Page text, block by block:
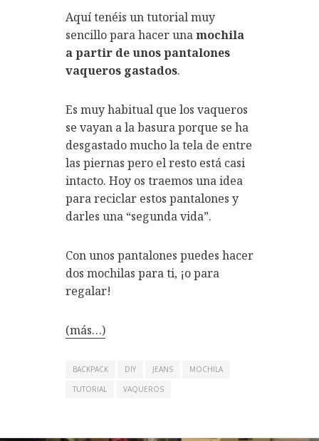
Aquí tenéis un tutorial muy
sencillo para hacer unamochila
a partir de unos pantalones
vaqueros gastados.
Es muy habitual que los vaqueros
se vayan a la basura porque se ha
desgastado mucho la tela de entre
las piernas pero el resto está casi
intacto. Hoy os traemos una idea
para reciclar estos pantalones y
darles una “segunda vida”.
Con unos pantalones puedes hacer
dos mochilas para ti, ¡o para
regalar!
(más…)
BACKPACK DIY JEANS
MOCHILA
TUTORIAL
VAQUEROS